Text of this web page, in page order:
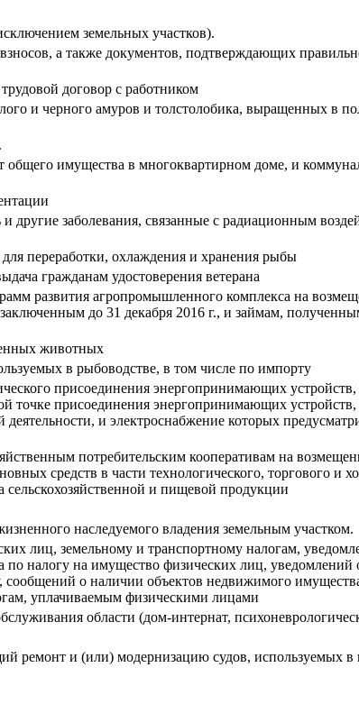
земельных участков).
а также документов, подтверждающих
договор с работником
и черного амуров и толстолобика, выращенных в
имущества в многоквартирном доме, и
заболевания, связанные с радиационным
переработки, охлаждения и хранения рыбы
гражданам удостоверения ветерана
развития агропромышленного комплекса на
до 31 декабря 2016 г., и займам,
животных
в рыбоводстве, в том числе по импорту
присоединения энергопринимающих
точке присоединения энергопринимающих
и электроснабжение которых
потребительским кооперативам на
средств в части технологического, торгового и
сельскохозяйственной и пищевой продукции
наследуемого владения земельным участком.
лиц, земельному и транспортному налогам,
по налогу на имущество физических лиц,
сообщений о наличии объектов недвижимого
уплачиваемым физическими лицами
области (дом-интернат,
ремонт и (или) модернизацию судов, используемых